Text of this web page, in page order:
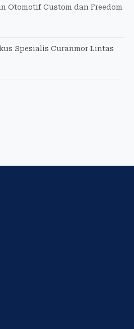
Otomotif Custom dan Freedom
Spesialis Curanmor Lintas